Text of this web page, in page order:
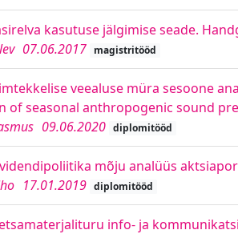
kasutuse jälgimise seade.
07.06.2017 magistritööd
veealuse müra sesoone
of seasonal anthropogenic sound
09.06.2020 diplomitööd
mõju analüüs
17.01.2019 diplomitööd
info- ja